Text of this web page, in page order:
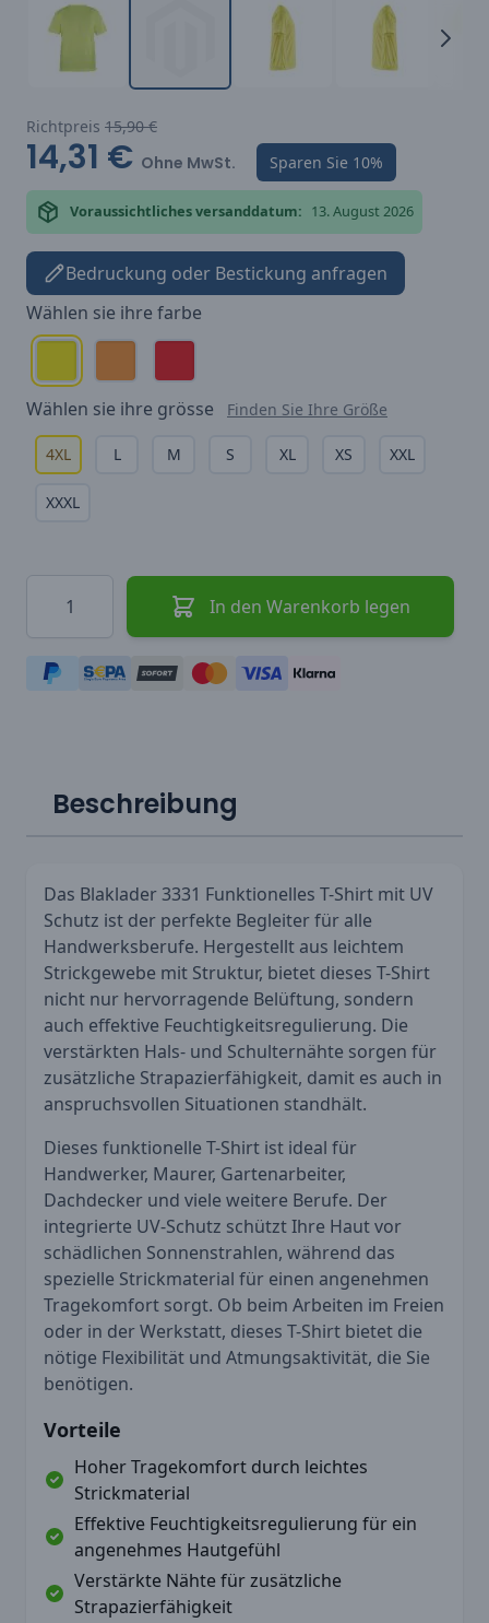
Richtpreis 15,90 €
14,31 € Ohne MwSt. Sparen Sie 10%
Voraussichtliches versanddatum: 13. August 2026
Bedruckung oder Bestickung anfragen
Wählen sie ihre farbe
Wählen sie ihre grösse Finden Sie Ihre Größe
4XL L M S XL XS XXL
XXXL
In den Warenkorb legen
Beschreibung
Das Blaklader 3331 Funktionelles T-Shirt mit UV
Schutz ist der perfekte Begleiter für alle
Handwerksberufe. Hergestellt aus leichtem
Strickgewebe mit Struktur, bietet dieses T-Shirt
nicht nur hervorragende Belüftung, sondern
auch effektive Feuchtigkeitsregulierung. Die
verstärkten Hals- und Schulternähte sorgen für
zusätzliche Strapazierfähigkeit, damit es auch in
anspruchsvollen Situationen standhält.
Dieses funktionelle T-Shirt ist ideal für
Handwerker, Maurer, Gartenarbeiter,
Dachdecker und viele weitere Berufe. Der
integrierte UV-Schutz schützt Ihre Haut vor
schädlichen Sonnenstrahlen, während das
spezielle Strickmaterial für einen angenehmen
Tragekomfort sorgt. Ob beim Arbeiten im Freien
oder in der Werkstatt, dieses T-Shirt bietet die
nötige Flexibilität und Atmungsaktivität, die Sie
benötigen.
Vorteile
Hoher Tragekomfort durch leichtes
Strickmaterial
Effektive Feuchtigkeitsregulierung für ein
angenehmes Hautgefühl
Verstärkte Nähte für zusätzliche
Strapazierfähigkeit